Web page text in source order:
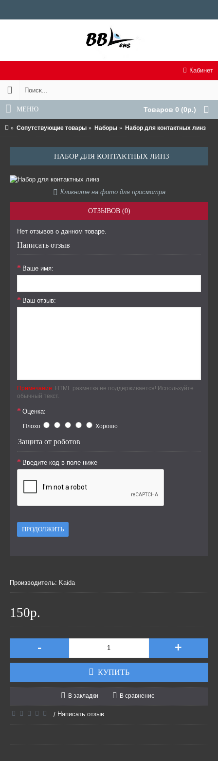
Товаров 0 (0р.)
Кабинет
МЕНЮ
Сопутствующие товары Наборы Набор для контактных линз
НАБОР ДЛЯ КОНТАКТНЫХ ЛИНЗ
Кликните на фото для просмотра
ОТЗЫВОВ (0)
Нет отзывов о данном товаре.
Написать отзыв
Ваше имя:
Ваш отзыв:
Примечание: HTML разметка не поддерживается! Используйте
обычный текст.
Оценка:
Плохо Хорошо
Защита от роботов
Введите код в поле ниже
ПРОДОЛЖИТЬ
Производитель: Kaida
150р.
- +
КУПИТЬ
В закладки В сравнение
/ Написать отзыв